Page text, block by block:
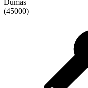
Dumas
(45000)